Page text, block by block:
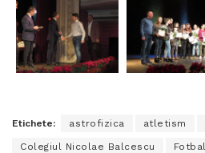
Etichete: astrofizica atletism
Colegiul Nicolae Balcescu Fotbal